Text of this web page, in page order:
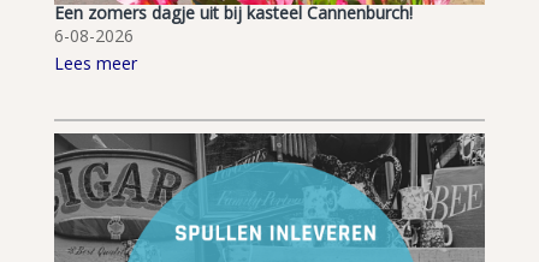
Een zomers dagje uit bij kasteel Cannenburch!
6-08-2026
Lees meer